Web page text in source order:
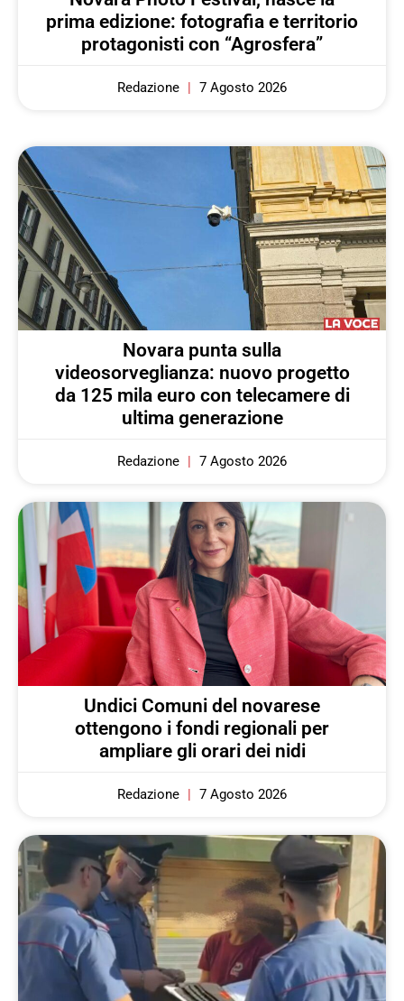
prima edizione: fotografia e territorio
protagonisti con “Agrosfera”
Redazione 7 Agosto 2026
Novara punta sulla
videosorveglianza: nuovo progetto
da 125 mila euro con telecamere di
ultima generazione
Redazione 7 Agosto 2026
Undici Comuni del novarese
ottengono i fondi regionali per
ampliare gli orari dei nidi
Redazione 7 Agosto 2026